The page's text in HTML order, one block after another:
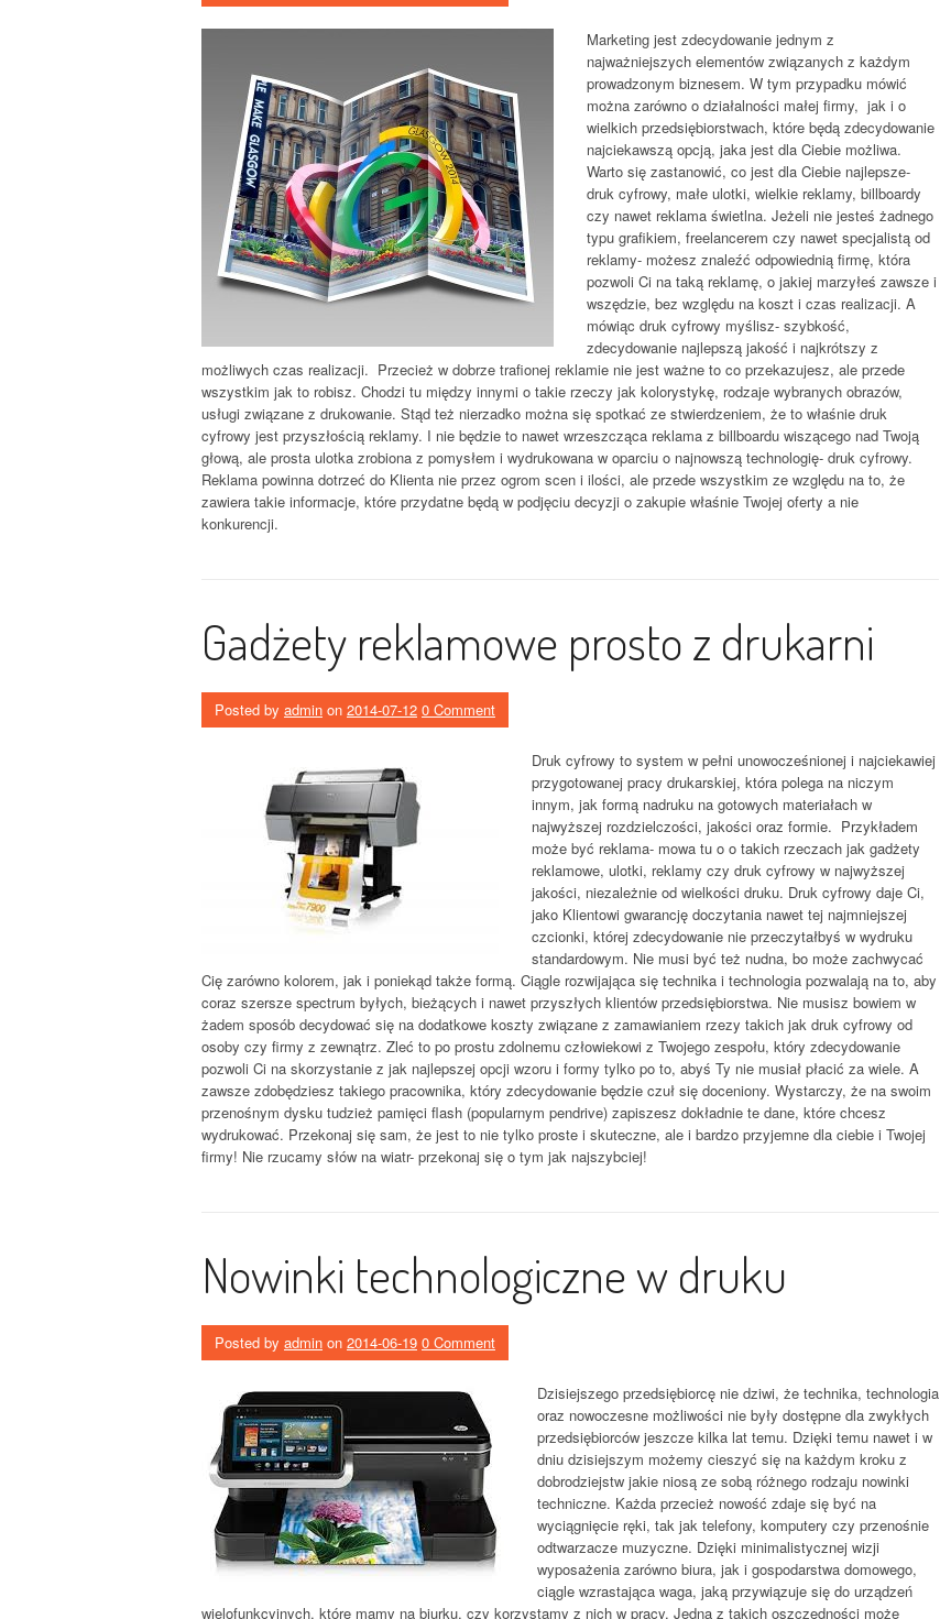
Marketing jest zdecydowanie jednym z
najważniejszych elementów związanych z każdym
prowadzonym biznesem. W tym przypadku mówić
można zarówno o działalności małej firmy, jak i o
wielkich przedsiębiorstwach, które będą zdecydowanie
najciekawszą opcją, jaka jest dla Ciebie możliwa.
Warto się zastanowić, co jest dla Ciebie najlepsze-
druk cyfrowy, małe ulotki, wielkie reklamy, billboardy
czy nawet reklama świetlna. Jeżeli nie jesteś żadnego
typu grafikiem, freelancerem czy nawet specjalistą od
reklamy- możesz znaleźć odpowiednią firmę, która
pozwoli Ci na taką reklamę, o jakiej marzyłeś zawsze i
wszędzie, bez względu na koszt i czas realizacji. A
mówiąc druk cyfrowy myślisz- szybkość,
zdecydowanie najlepszą jakość i najkrótszy z
możliwych czas realizacji. Przecież w dobrze trafionej reklamie nie jest ważne to co przekazujesz, ale przede
wszystkim jak to robisz. Chodzi tu między innymi o takie rzeczy jak kolorystykę, rodzaje wybranych obrazów,
usługi związane z drukowanie. Stąd też nierzadko można się spotkać ze stwierdzeniem, że to właśnie druk
cyfrowy jest przyszłością reklamy. I nie będzie to nawet wrzeszcząca reklama z billboardu wiszącego nad Twoją
głową, ale prosta ulotka zrobiona z pomysłem i wydrukowana w oparciu o najnowszą technologię- druk cyfrowy.
Reklama powinna dotrzeć do Klienta nie przez ogrom scen i ilości, ale przede wszystkim ze względu na to, że
zawiera takie informacje, które przydatne będą w podjęciu decyzji o zakupie właśnie Twojej oferty a nie
konkurencji.
Gadżety reklamowe prosto z drukarni
Posted by admin on 2014-07-12 0 Comment
Druk cyfrowy to system w pełni unowocześnionej i najciekawiej
przygotowanej pracy drukarskiej, która polega na niczym
innym, jak formą nadruku na gotowych materiałach w
najwyższej rozdzielczości, jakości oraz formie. Przykładem
może być reklama- mowa tu o o takich rzeczach jak gadżety
reklamowe, ulotki, reklamy czy druk cyfrowy w najwyższej
jakości, niezależnie od wielkości druku. Druk cyfrowy daje Ci,
jako Klientowi gwarancję doczytania nawet tej najmniejszej
czcionki, której zdecydowanie nie przeczytałbyś w wydruku
standardowym. Nie musi być też nudna, bo może zachwycać
Cię zarówno kolorem, jak i poniekąd także formą. Ciągle rozwijająca się technika i technologia pozwalają na to, aby
coraz szersze spectrum byłych, bieżących i nawet przyszłych klientów przedsiębiorstwa. Nie musisz bowiem w
żadem sposób decydować się na dodatkowe koszty związane z zamawianiem rzezy takich jak druk cyfrowy od
osoby czy firmy z zewnątrz. Zleć to po prostu zdolnemu człowiekowi z Twojego zespołu, który zdecydowanie
pozwoli Ci na skorzystanie z jak najlepszej opcji wzoru i formy tylko po to, abyś Ty nie musiał płacić za wiele. A
zawsze zdobędziesz takiego pracownika, który zdecydowanie będzie czuł się doceniony. Wystarczy, że na swoim
przenośnym dysku tudzież pamięci flash (popularnym pendrive) zapiszesz dokładnie te dane, które chcesz
wydrukować. Przekonaj się sam, że jest to nie tylko proste i skuteczne, ale i bardzo przyjemne dla ciebie i Twojej
firmy! Nie rzucamy słów na wiatr- przekonaj się o tym jak najszybciej!
Nowinki technologiczne w druku
Posted by admin on 2014-06-19 0 Comment
Dzisiejszego przedsiębiorcę nie dziwi, że technika, technologia
oraz nowoczesne możliwości nie były dostępne dla zwykłych
przedsiębiorców jeszcze kilka lat temu. Dzięki temu nawet i w
dniu dzisiejszym możemy cieszyć się na każdym kroku z
dobrodziejstw jakie niosą ze sobą różnego rodzaju nowinki
techniczne. Każda przecież nowość zdaje się być na
wyciągnięcie ręki, tak jak telefony, komputery czy przenośnie
odtwarzacze muzyczne. Dzięki minimalistycznej wizji
wyposażenia zarówno biura, jak i gospodarstwa domowego,
ciągle wzrastająca waga, jaką przywiązuje się do urządzeń
wielofunkcyjnych, które mamy na biurku, czy korzystamy z nich w pracy. Jedną z takich oszczędności może